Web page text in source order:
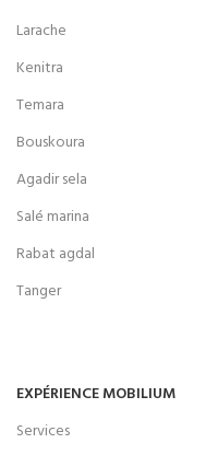
Larache
Kenitra
Temara
Bouskoura
Agadir sela
Salé marina
Rabat agdal
Tanger
EXPÉRIENCE MOBILIUM
Services